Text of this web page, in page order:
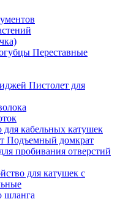
Переставные
Пистолет для
кабельных катушек
Подъемный домкрат
пробивания отверстий
для катушек с
шланга